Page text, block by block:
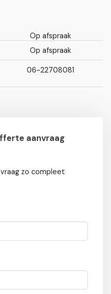
Op afspraak
Op afspraak
06-22708081
aanvraag
zo compleet